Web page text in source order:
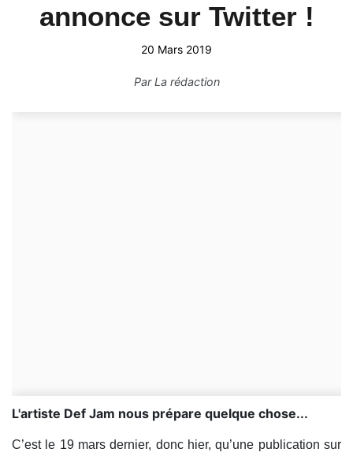
annonce sur Twitter !
20 Mars 2019
ParLa rédaction
L'artiste Def Jam nous prépare quelque chose...
C’est le 19 mars dernier, donc hier, qu’une publication sur